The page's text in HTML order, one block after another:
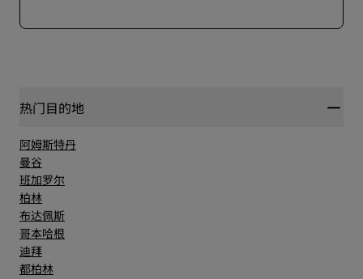
热门目的地
阿姆斯特丹
曼谷
班加罗尔
柏林
布达佩斯
哥本哈根
迪拜
都柏林